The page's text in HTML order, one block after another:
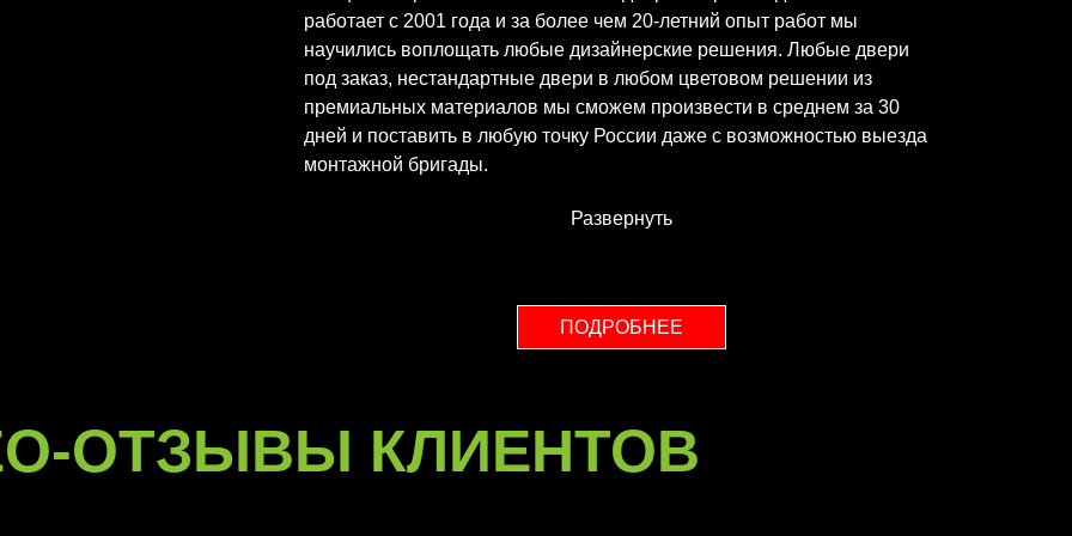
работает с 2001 года и за более чем 20-летний опыт работ мы
научились воплощать любые дизайнерские решения. Любые двери
под заказ, нестандартные двери в любом цветовом решении из
премиальных материалов мы сможем произвести в среднем за 30
дней и поставить в любую точку России даже с возможностью выезда
монтажной бригады.
Развернуть
ПОДРОБНЕЕ
ОТЗЫВЫ КЛИЕНТОВ